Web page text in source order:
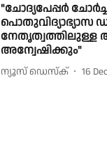
"ചോദ്യപേപ്പര്‍
പൊതുവിദ്യാഭ്യാസ
നേതൃത്വത്തിലുള്ള
അന്വേഷിക്കും"
ന്യൂസ് ഡെസ്ക് 16